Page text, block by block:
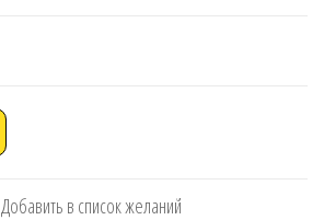
Добавить в список желаний